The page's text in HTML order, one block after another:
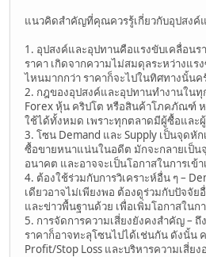
แนวคิดสำคัญที่คุณควรรู้เกี่ยวกับอุปสงค์
1. อุปสงค์และอุปทานคือแรงขับเคลื่อนร
ราคา เกิดจากความไม่สมดุลระหว่างแร
ไหนมากกว่า ราคาก็จะไปในทิศทางนั้นค
2. กฎของอุปสงค์และอุปทานทำงานในทุ
Forex หุ้น คริปโต หรือสินค้าโภคภัณฑ์ ห
ใช้ได้ทั้งหมด เพราะทุกตลาดมีผู้ซื้อและ
3. โซน Demand และ Supply เป็นจุดหั
ซื้อขายหนาแน่นในอดีต มักจะกลายเป็น
อนาคต และอาจจะเป็นโอกาสในการเข้
4. ต้องใช้ร่วมกับการวิเคราะห์อื่น ๆ –
เดียวอาจไม่เพียงพอ ต้องดูร่วมกับปัจจัย
และข่าวพื้นฐานด้วย เพื่อเพิ่มโอกาสในก
5. การจัดการความเสี่ยงยังคงสำคัญ –
ราคาก็อาจทะลุโซนไปได้เช่นกัน ดังนั้น
Profit/Stop Loss และบริหารความเสี่ยง